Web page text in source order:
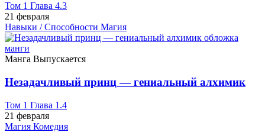
Том 1 Глава 4.3
21 февраля
Навыки / Способности Магия
Манга Выпускается
Незадачливый принц — гениальный алхимик
Том 1 Глава 1.4
21 февраля
Магия Комедия